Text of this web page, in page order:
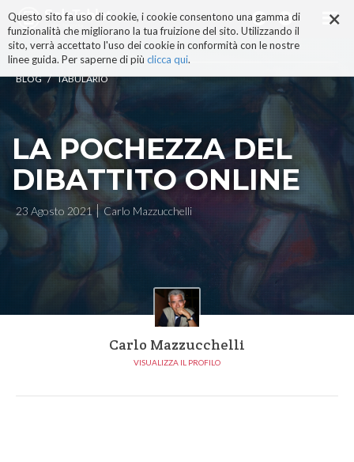
×
Questo sito fa uso di cookie, i cookie consentono una gamma di
funzionalità che migliorano la tua fruizione del sito. Utilizzando il
sito, verrà accettato l'uso dei cookie in conformità con le nostre
linee guida. Per saperne di più clicca qui.
ai
contenuti.
|
BLOG / TABULARIO
LA POCHEZZA DEL
DIBATTITO ONLINE
23 Agosto 2021 Carlo Mazzucchelli
Carlo Mazzucchelli
VISUALIZZA IL PROFILO